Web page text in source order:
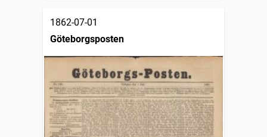
1862-07-01
Göteborgsposten